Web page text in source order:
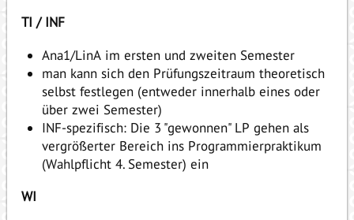
TI / INF
Ana1/LinA im ersten und zweiten Semester
man kann sich den Prüfungszeitraum theoretisch
selbst festlegen (entweder innerhalb eines oder
über zwei Semester)
INF-spezifisch: Die 3 "gewonnen" LP gehen als
vergrößerter Bereich ins Programmierpraktikum
(Wahlpflicht 4. Semester) ein
WI